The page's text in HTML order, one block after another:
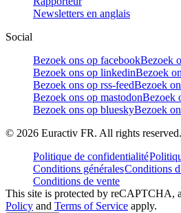
Newsletters en anglais
Social
Bezoek ons op facebookBezoek
Bezoek ons op linkedinBezoek
Bezoek ons op rss-feedBezoek
Bezoek ons op mastodonBezoek
Bezoek ons op blueskyBezoek
© 2026 Euractiv FR. All rights reserved.
Politique de confidentialité
Conditions généralesConditions
Conditions de vente
This site is protected by reCAPTCHA,
Policy and Terms of Service apply.